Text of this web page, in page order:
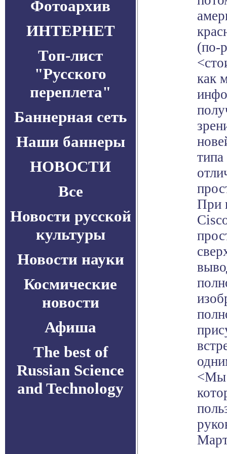
Фотоархив
ИНТЕРНЕТ
Топ-лист
"Русского
переплета"
Баннерная сеть
Наши баннеры
НОВОСТИ
Все
Новости русской
культуры
Новости науки
Космические
новости
Афиша
The best of
Russian Science
and Technology
(по-
как
При
<Мы